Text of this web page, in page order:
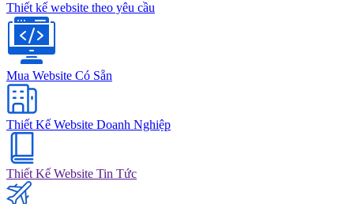
Thiết kế website theo yêu cầu
Mua Website Có Sẵn
Thiết Kế Website Doanh Nghiệp
Thiết Kế Website Tin Tức